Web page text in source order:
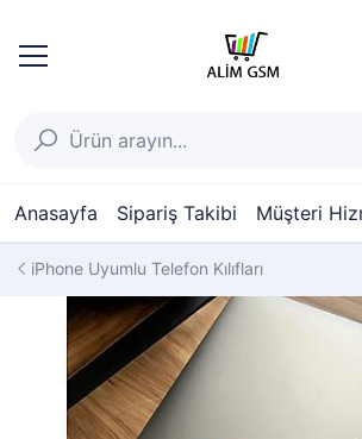
Anasayfa Sipariş Takibi Müşteri
iPhone Uyumlu Telefon Kılıfları